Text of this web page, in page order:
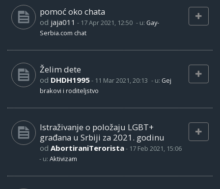
pomoć oko chata
od jaja011 - 17 Apr 2021, 12:50 - u: Gay-
Serbia.com chat
Želim dete
od DHDH1995- 11 Mar 2021, 20:13 - u: Gej
brakovi i roditeljstvo
Istraživanje o položaju LGBT+
građana u Srbiji za 2021. godinu
od AbortiraniTerorista- 17 Feb 2021, 15:06
- u: Aktivizam